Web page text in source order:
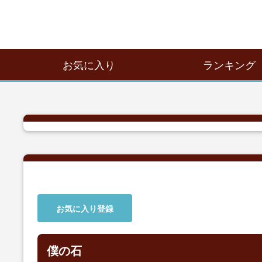
お気に入り ランキング
お気に入り登録
僕の石